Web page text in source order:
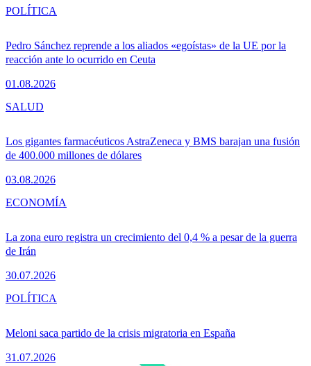
Pedro Sánchez reprende a los aliados «egoístas» de la UE por la
reacción ante lo ocurrido en Ceuta
01.08.2026
POLÍTICA
Los gigantes farmacéuticos AstraZeneca y BMS barajan una fusión
de 400.000 millones de dólares
03.08.2026
SALUD
La zona euro registra un crecimiento del 0,4 % a pesar de la guerra
de Irán
30.07.2026
ECONOMÍA
Meloni saca partido de la crisis migratoria en España
31.07.2026
POLÍTICA